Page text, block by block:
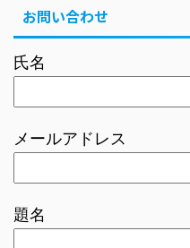
お問い合わせ
氏名
メールアドレス
題名